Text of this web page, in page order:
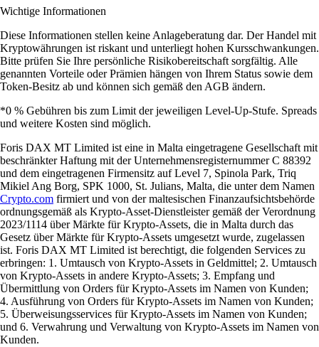
Wichtige Informationen
Diese Informationen stellen keine Anlageberatung dar. Der Handel mit
Kryptowährungen ist riskant und unterliegt hohen Kursschwankungen.
Bitte prüfen Sie Ihre persönliche Risikobereitschaft sorgfältig. Alle
genannten Vorteile oder Prämien hängen von Ihrem Status sowie dem
Token-Besitz ab und können sich gemäß den AGB ändern.
*0 % Gebühren bis zum Limit der jeweiligen Level-Up-Stufe. Spreads
und weitere Kosten sind möglich.
Foris DAX MT Limited ist eine in Malta eingetragene Gesellschaft mit
beschränkter Haftung mit der Unternehmensregisternummer C 88392
und dem eingetragenen Firmensitz auf Level 7, Spinola Park, Triq
Mikiel Ang Borg, SPK 1000, St. Julians, Malta, die unter dem Namen
Crypto.com firmiert und von der maltesischen Finanzaufsichtsbehörde
ordnungsgemäß als Krypto-Asset-Dienstleister gemäß der Verordnung
2023/1114 über Märkte für Krypto-Assets, die in Malta durch das
Gesetz über Märkte für Krypto-Assets umgesetzt wurde, zugelassen
ist. Foris DAX MT Limited ist berechtigt, die folgenden Services zu
erbringen: 1. Umtausch von Krypto-Assets in Geldmittel; 2. Umtausch
von Krypto-Assets in andere Krypto-Assets; 3. Empfang und
Übermittlung von Orders für Krypto-Assets im Namen von Kunden;
4. Ausführung von Orders für Krypto-Assets im Namen von Kunden;
5. Überweisungsservices für Krypto-Assets im Namen von Kunden;
und 6. Verwahrung und Verwaltung von Krypto-Assets im Namen von
Kunden.